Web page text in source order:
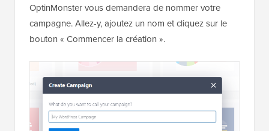
OptinMonster vous demandera de nommer votre
campagne. Allez-y, ajoutez un nom et cliquez sur le
bouton « Commencer la création ».